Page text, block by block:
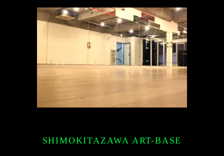
SHIMOKITAZAWA ART-BASE